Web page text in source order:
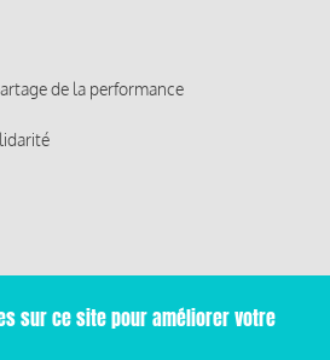
de la performance
sur ce site pour améliorer votre